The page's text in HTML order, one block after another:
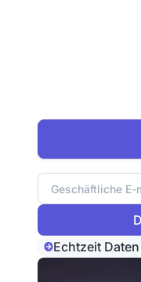
Echtzeit Daten